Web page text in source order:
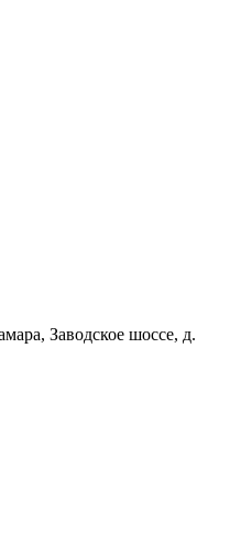
Заводское шоссе, д.